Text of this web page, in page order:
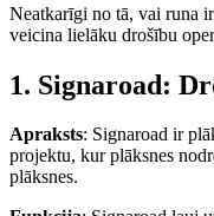
Neatkarīgi no tā, vai runa
veicina lielāku drošību
1. Signaroad:
Apraksts: Signaroad ir
projektu, kur plāksnes
plāksnes.